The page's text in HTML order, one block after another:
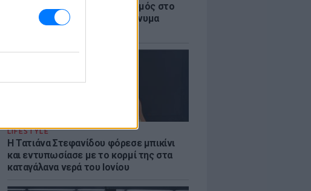
Φωτιά στην Κόρινθο: Συναγερμός στο
Στεφάνι - Εναέρια μέσα και μήνυμα
LIFESTYLE
Η Τατιάνα Στεφανίδου φόρεσε μπικίνι
και εντυπωσίασε με το κορμί της στα
καταγάλανα νερά του Ιονίου